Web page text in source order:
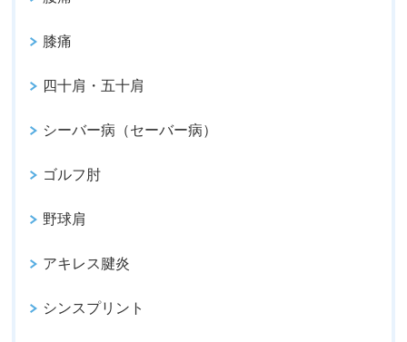
膝痛
四十肩・五十肩
シーバー病（セーバー病）
ゴルフ肘
野球肩
アキレス腱炎
シンスプリント